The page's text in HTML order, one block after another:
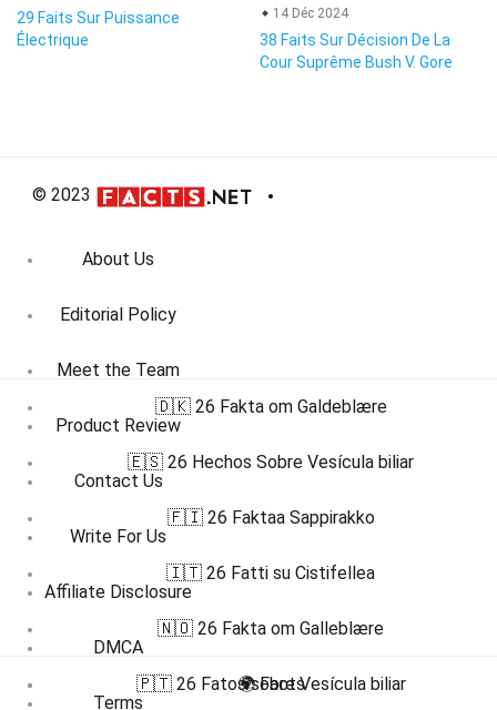
29 Faits Sur Puissance
Électrique
14 Déc 2024
38 Faits Sur Décision De La
Cour Suprême Bush V. Gore
© 2023
About Us
Editorial Policy
Meet the Team
Product Review
Contact Us
Write For Us
Affiliate Disclosure
DMCA
Terms
🇩🇰 26 Fakta om Galdeblære
🇪🇸 26 Hechos Sobre Vesícula biliar
🇫🇮 26 Faktaa Sappirakko
🇮🇹 26 Fatti su Cistifellea
🇳🇴 26 Fakta om Galleblære
🇵🇹 26 Fatos sobre Vesícula biliar
🌍 Facts